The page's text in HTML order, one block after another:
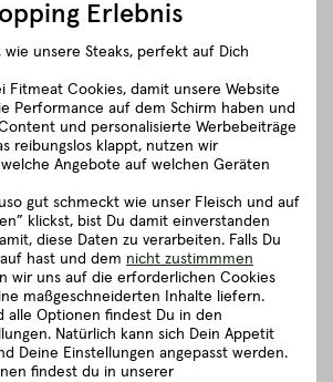
”Kaiserschnitzel von
Lieferung
für Fitmeat
ZURÜCK ZUR ÜBERSICHT
Erlebnis
wie unsere Steaks, perfekt auf Dich
Fitmeat Cookies, damit unsere Website
Performance auf dem Schirm haben und
und personalisierte Werbebeiträge
reibungslos klappt, nutzen wir
Angebote auf welchen Geräten
gut schmeckt wie unser Fleisch und auf
klickst, bist Du damit einverstanden
diese Daten zu verarbeiten. Falls Du
hast und dem nicht zustimmmen
wir uns auf die erforderlichen Cookies
maßgeschneiderten Inhalte liefern.
alle Optionen findest Du in den
Natürlich kann sich Dein Appetit
Deine Einstellungen angepasst werden.
findest du in unserer